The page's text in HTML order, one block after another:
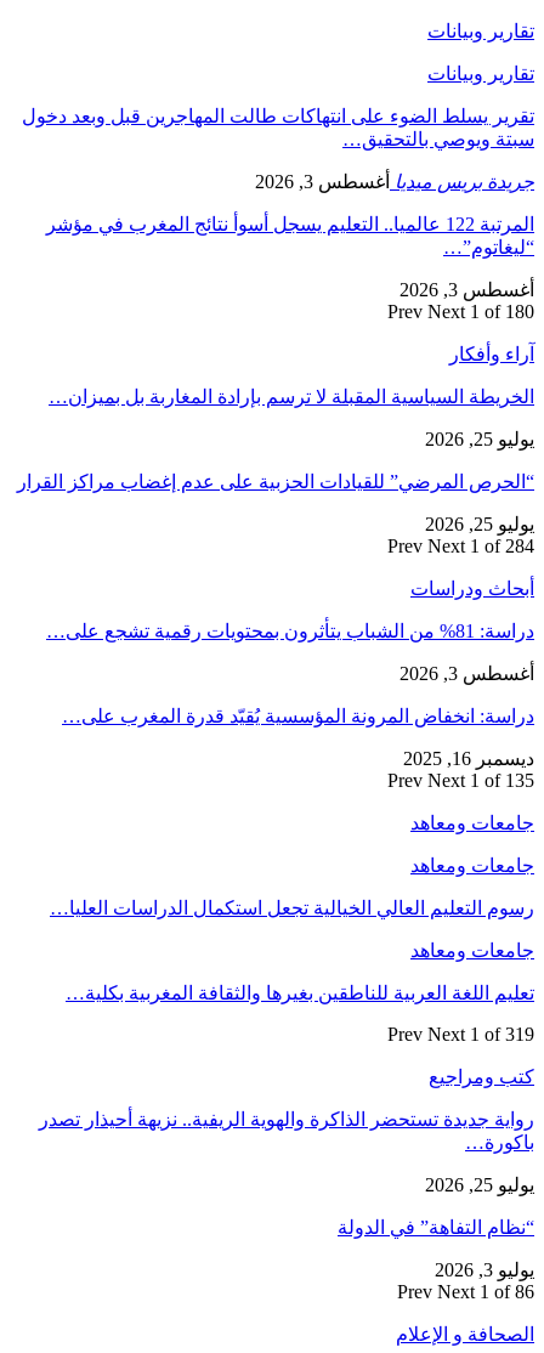
تقارير وبيانات
تقارير وبيانات
تقرير يسلط الضوء على انتهاكات طالت المهاجرين قبل وبعد دخول
سبتة ويوصي بالتحقيق…
جريدة بريس ميديا أغسطس 3, 2026
المرتبة 122 عالميا.. التعليم يسجل أسوأ نتائج المغرب في مؤشر
“ليغاتوم”…
أغسطس 3, 2026
Prev Next 1 of 180
آراء وأفكار
الخريطة السياسية المقبلة لا ترسم بإرادة المغاربة بل بميزان…
يوليو 25, 2026
“الحرص المرضي” للقيادات الحزبية على عدم إغضاب مراكز القرار
يوليو 25, 2026
Prev Next 1 of 284
أبحاث ودراسات
دراسة: 81% من الشباب يتأثرون بمحتويات رقمية تشجع على…
أغسطس 3, 2026
دراسة: انخفاض المرونة المؤسسية يُقيّد قدرة المغرب على…
ديسمبر 16, 2025
Prev Next 1 of 135
جامعات ومعاهد
جامعات ومعاهد
رسوم التعليم العالي الخيالية تجعل استكمال الدراسات العليا…
جامعات ومعاهد
تعليم اللغة العربية للناطقين بغيرها والثقافة المغربية بكلية…
Prev Next 1 of 319
كتب ومراجيع
رواية جديدة تستحضر الذاكرة والهوية الريفية.. نزيهة أحيذار تصدر
باكورة…
يوليو 25, 2026
“نظام التفاهة” في الدولة
يوليو 3, 2026
Prev Next 1 of 86
الصحافة و الإعلام